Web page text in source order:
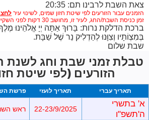
צאת השבת לרבינו תם: 20:35
הזמנים עבור הזורעים לפי שיטת חזון שמים, לשינוי עיר
זמן כניסת השבת/החג, לעיר זו, מחושב 30 דקות לפני השקיעה הנראית
ברכת הדלקת נרות: בָּרוּךְ אַתָּה יְיָ אֱלֹהֵינוּ
בְּמִצְוֹתָיו וְצִוָּנוּ לְהַדְלִיק נֵר שֶׁל שַׁבָּת.
שבת שלום
טבלת זמני שבת וחג לשנת
הזורעים (לפי שיטת
תאריך עברי תאריך לועזי פרשת
א' בתשרי
ה'תשפ"ו
22-23/9/2025 ראש